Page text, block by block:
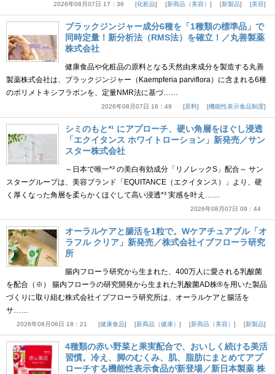
2026年08月07日 17：36 化粧品 新商品（美容） 新製品 美容
ブラックジンジャー成分6種を「1種類の標準品」で
同時定量！新分析法（RMS法）を確立！／丸善製薬
株式会社
健康食品や化粧品の原料となる天然由来成分を製造する丸善
製薬株式会社は、ブラックジンジャー（Kaempferia parviflora）に含まれる6種
のポリメトキシフラボンを、定量NMR法に基づ……
2026年08月07日 16：49 原料 機能性表示食品制度
シミのもと*¹ にアプローチ、硬い角層をほぐし浸透
「エクイタンス ホワイトローション」新発売／サン
スター株式会社
～日本で唯一*² の美白有効成分「リノレックS」配合～ サン
スターグループは、美容ブランド「EQUITANCE（エクイタンス）」より、硬
く厚くなった角層を柔らかくほぐして高い浸透*³ 実感を叶え……
2026年08月07日 09：44
オーラルケアと腸活を1粒で。Wケアチュアブル「オ
ラフル クリア」新発売／株式会社イブフローラ研究
所
腸内フローラ研究から生まれた、400万人に愛される乳酸菌
を配合（※） 腸内フローラの研究開発から生まれた乳酸菌AD株®を用いた製品
づくりに取り組む株式会社イブフローラ研究所は、オーラルケアと腸活を
サ……
2026年08月06日 18：21 健康食品 新商品（健康） 新商品（美容） 新製品
4種類の赤い野菜と果実配合で、おいしく続ける美活
習慣。冷え、脚のむくみ、肌、脂肪にまとめてアプ
ローチする機能性表示食品が新登場／新日本製薬 株